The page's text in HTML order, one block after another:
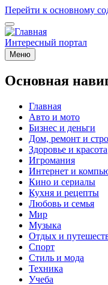
Перейти к основному
Интересный портал
Меню
Основная
Главная
Авто и мото
Бизнес и деньги
Дом, ремонт и
Здоровье и красота
Игромания
Интернет и
Кино и сериалы
Кухня и рецепты
Любовь и семья
Мир
Музыка
Отдых и
Спорт
Стиль и мода
Техника
Учеба